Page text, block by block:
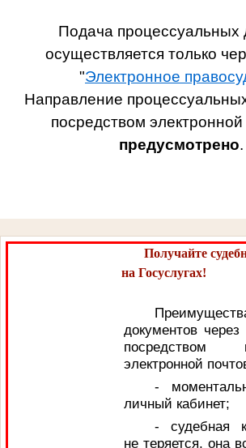
Подача процессуальных
осуществляется только
"Электронное
Направление
посредством
предусмотрено.
Получайте
на Госуслугах!
документов через
посредством
электронной
-
личный кабинет;
- судебная
не теряется, она